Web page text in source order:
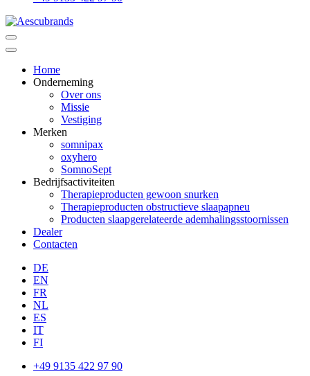
Home
Onderneming
Over ons
Missie
Vestiging
Merken
somnipax
oxyhero
SomnoSept
Bedrijfsactiviteiten
Therapieproducten gewoon snurken
Therapieproducten obstructieve slaapapneu
Producten slaapgerelateerde ademhalingsstoornissen
Dealer
Contacten
DE
EN
FR
NL
ES
IT
FI
+49 9135 422 97 90